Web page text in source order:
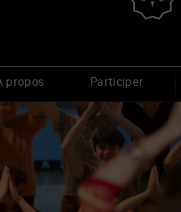
propos Participer